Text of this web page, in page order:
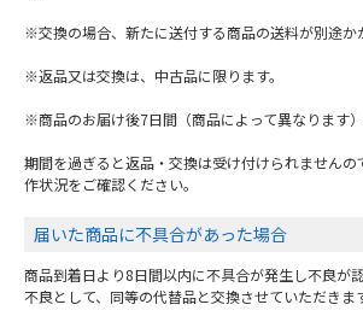
※交換の場合、新たに送付する商品の送料が別途か
※返品又は交換は、中古品に限ります。
※商品のお届け後7日間（商品によって異なります）
期間を過ぎると返品・交換は受け付けられません
作状況をご確認ください。
届いた商品に不具合があった場合
商品到着日より8日間以内に不具合が発生し不良が
不良として、同等の代替品と交換させていただきま